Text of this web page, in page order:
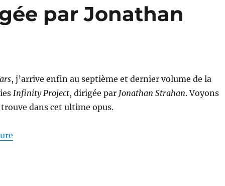
par Jonathan
, j’arrive enfin au septième et dernier volume de la
Infinity Project, dirigée par Jonathan Strahan. Voyons
trouve dans cet ultime opus.
de « Infinity’s End, dirigée par Jonathan Strahan »